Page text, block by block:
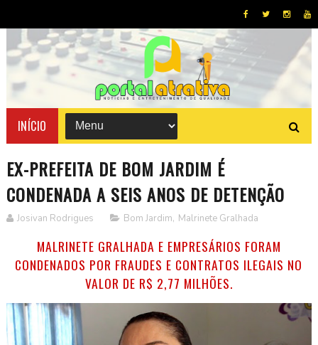
INÍCIO
EX-PREFEITA DE BOM JARDIM É
CONDENADA A SEIS ANOS DE DETENÇÃO
Josivan Rodrigues Bom Jardim, Malrinete Gralhada
MALRINETE GRALHADA E EMPRESÁRIOS FORAM
CONDENADOS POR FRAUDES E CONTRATOS ILEGAIS NO
VALOR DE R$ 2,77 MILHÕES.